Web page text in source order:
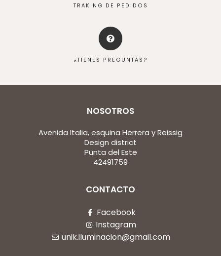
TRAKING DE PEDIDOS
¿TIENES PREGUNTAS?
NOSOTROS
Avenida Italia, esquina Herrera y Reissig
Design district
Punta del Este
42491759
CONTACTO
Facebook
Instagram
unik.iluminacion@gmail.com